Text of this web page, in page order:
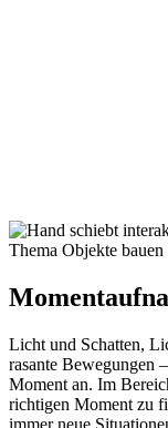
Licht und Schatten,
rasante Bewegungen
Moment an. Im
richtigen Moment zu
immer neue